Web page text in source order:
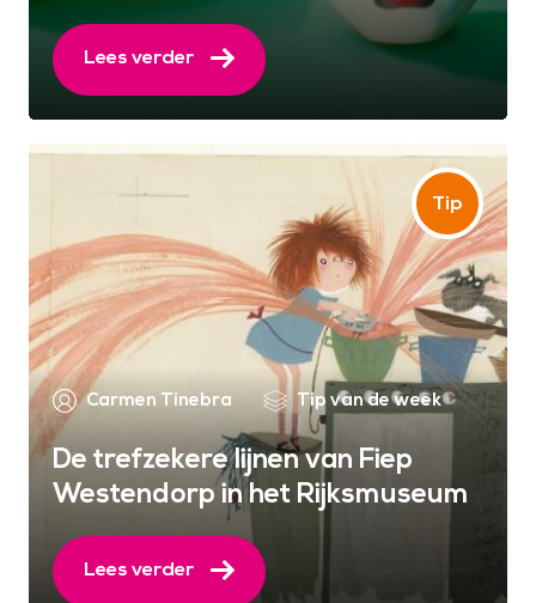
Lees verder
Carmen Tinebra Tip van de week
De trefzekere lijnen van Fiep
Westendorp in het Rijksmuseum
Lees verder